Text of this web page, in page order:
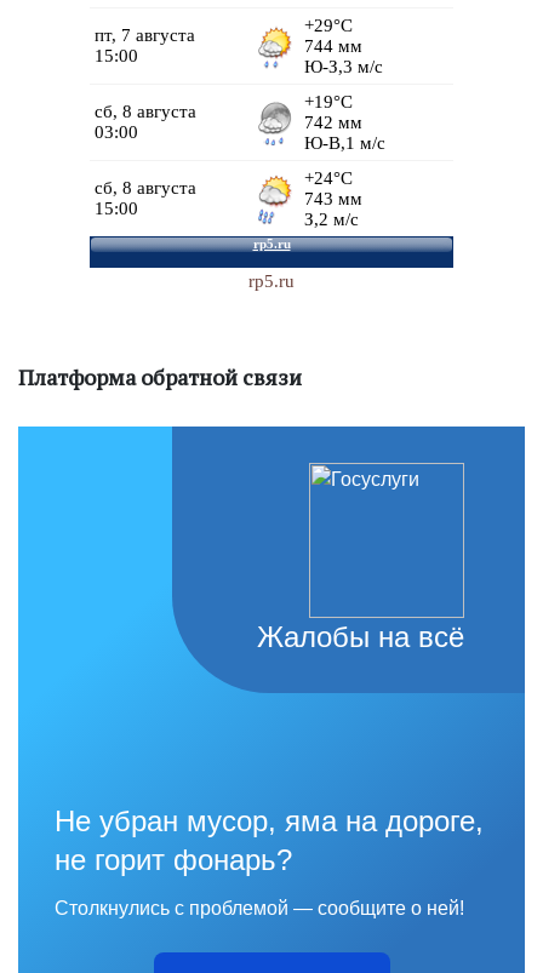
rp5.ru
Платформа обратной связи
Жалобы на всё
Не убран мусор, яма на дороге,
не горит фонарь?
Столкнулись с проблемой — сообщите о ней!